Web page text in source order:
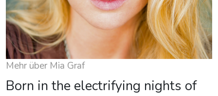
Mehr über Mia Graf
Born in the electrifying nights of